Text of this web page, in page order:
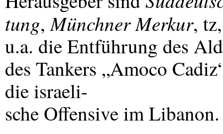
tung,Münchner Merkur,
u.a. die Entführung des
des Tankers „Amoco
die israeli-
sche Offensive im Libanon.